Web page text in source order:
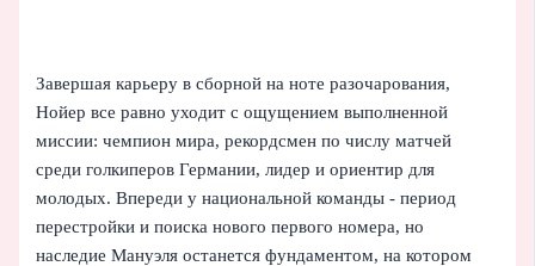
Завершая карьеру в сборной на ноте разочарования,
Нойер все равно уходит с ощущением выполненной
миссии: чемпион мира, рекордсмен по числу матчей
среди голкиперов Германии, лидер и ориентир для
молодых. Впереди у национальной команды - период
перестройки и поиска нового первого номера, но
наследие Мануэля останется фундаментом, на котором